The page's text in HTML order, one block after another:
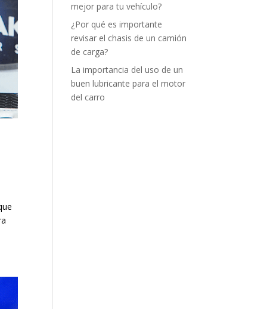
mejor para tu vehículo?
¿Por qué es importante
revisar el chasis de un camión
de carga?
La importancia del uso de un
buen lubricante para el motor
del carro